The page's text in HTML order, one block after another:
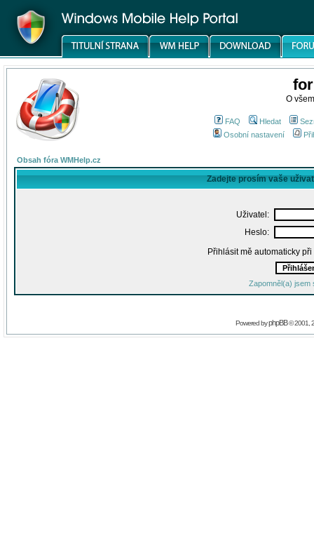
O
FAQ Hledat
Osobní nastavení
Obsah fóra WMHelp.cz
Zadejte prosím vaše
Uživatel:
Heslo:
Přihlásit mě automaticky
Zapomněl(a) jsem
Powered byphpBB© 2001,